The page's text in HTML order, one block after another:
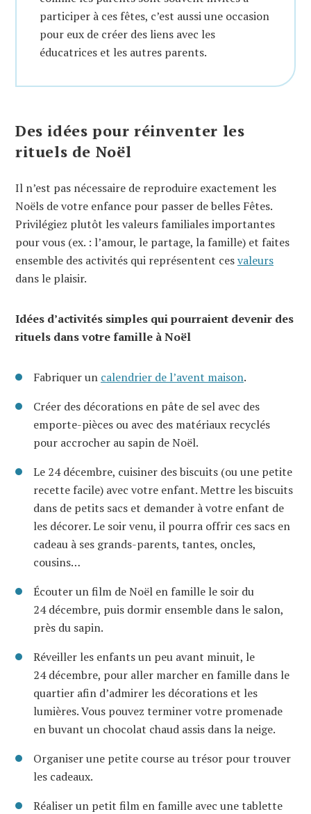
participer à ces fêtes, c’est aussi une occasion
pour eux de créer des liens avec les
éducatrices et les autres parents.
Des idées pour réinventer les
rituels de Noël
Il n’est pas nécessaire de reproduire exactement les
Noëls de votre enfance pour passer de belles Fêtes.
Privilégiez plutôt les valeurs familiales importantes
pour vous (ex. : l’amour, le partage, la famille) et faites
ensemble des activités qui représentent cesvaleurs
dans le plaisir.
Idées d’activités simples qui pourraient devenir des
rituels dans votre famille à Noël
Fabriquer un calendrier de l’avent maison.
Créer des décorations en pâte de sel avec des
emporte-pièces ou avec des matériaux recyclés
pour accrocher au sapin de Noël.
Le 24 décembre, cuisiner des biscuits (ou une petite
recette facile) avec votre enfant. Mettre les biscuits
dans de petits sacs et demander à votre enfant de
les décorer. Le soir venu, il pourra offrir ces sacs en
cadeau à ses grands-parents, tantes, oncles,
cousins…
Écouter un film de Noël en famille le soir du
24 décembre, puis dormir ensemble dans le salon,
près du sapin.
Réveiller les enfants un peu avant minuit, le
24 décembre, pour aller marcher en famille dans le
quartier afin d’admirer les décorations et les
lumières. Vous pouvez terminer votre promenade
en buvant un chocolat chaud assis dans la neige.
Organiser une petite course au trésor pour trouver
les cadeaux.
Réaliser un petit film en famille avec une tablette